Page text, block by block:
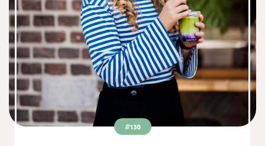
#130